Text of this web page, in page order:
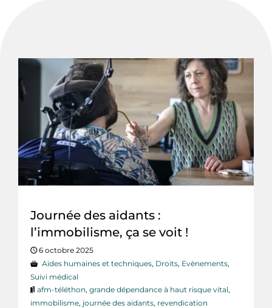
Journée des aidants :
l’immobilisme, ça se voit !
6 octobre 2025
Aides humaines et techniques, Droits, Evènements,
Suivi médical
afm-téléthon, grande dépendance à haut risque vital,
immobilisme, journée des aidants, revendication